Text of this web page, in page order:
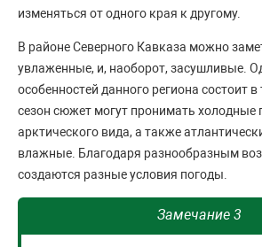
изменяться от одного края к другому.
В районе Северного Кавказа можно
увлаженные, и, наоборот, засушливые.
особенностей данного региона состоит
сезон сюжет могут пронимать холодные
арктического вида, а также
влажные. Благодаря разнообразным
создаются разные условия погоды.
Замечание 3